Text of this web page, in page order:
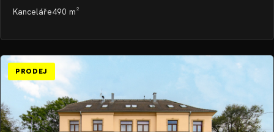
Kanceláře490 m²
PRODEJ